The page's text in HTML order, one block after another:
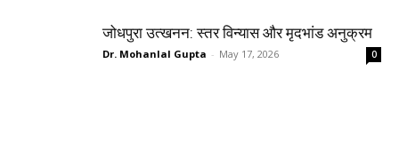
जोधपुरा उत्खनन: स्तर विन्यास और मृदभांड अनुक्रम
Dr. Mohanlal Gupta - May 17, 2026 0